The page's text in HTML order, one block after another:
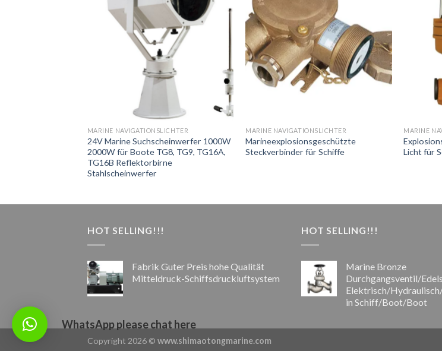
MARINE NAVIGATIONSLICHTER
24V Marine Suchscheinwerfer 1000W
2000W für Boote TG8, TG9, TG16A,
TG16B Reflektorbirne
Stahlscheinwerfer
MARINE NAVIGATIONSLICHTER
Marineexplosionsgeschützte
Steckverbinder für Schiffe
MARINE
Licht für
HOT SELLING!!!
Fabrik Guter Preis hohe Qualität
Mitteldruck-Schiffsdruckluftsystem
HOT SELLING!!!
Marine Bronze
Durchgangsventil/
Elektrisch/
in Schiff/Boot/Boot
Copyright 2026 © www.shimaotongmarine.com
WhatsApp please chat here